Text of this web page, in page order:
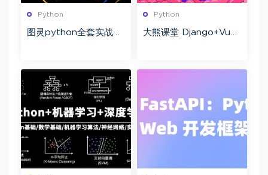
Python
图灵python全套实战项
Python
大熊课堂 Django+Vue-